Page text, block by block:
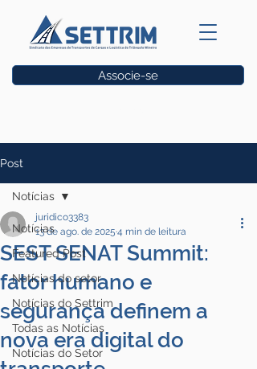
Associe-se
Post
Notícias
Featured Post
Notícias do setor
Notícias do Settrim
Todas as Notícias
Notícias do Setor
Notícias
SEST SENAT Summit:
fator humano e
segurança definem a
nova era digital do
juridico3383
13 de ago. de 2025 4 min de leitura